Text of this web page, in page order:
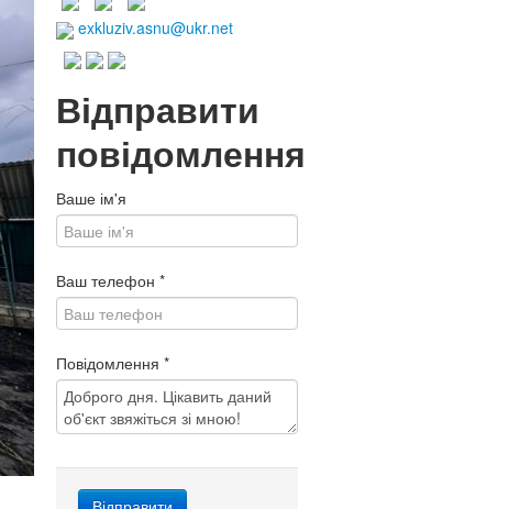
exkluziv.asnu@ukr.net
Відправити
повідомлення
Ваше ім'я
Ваш телефон *
Повідомлення *